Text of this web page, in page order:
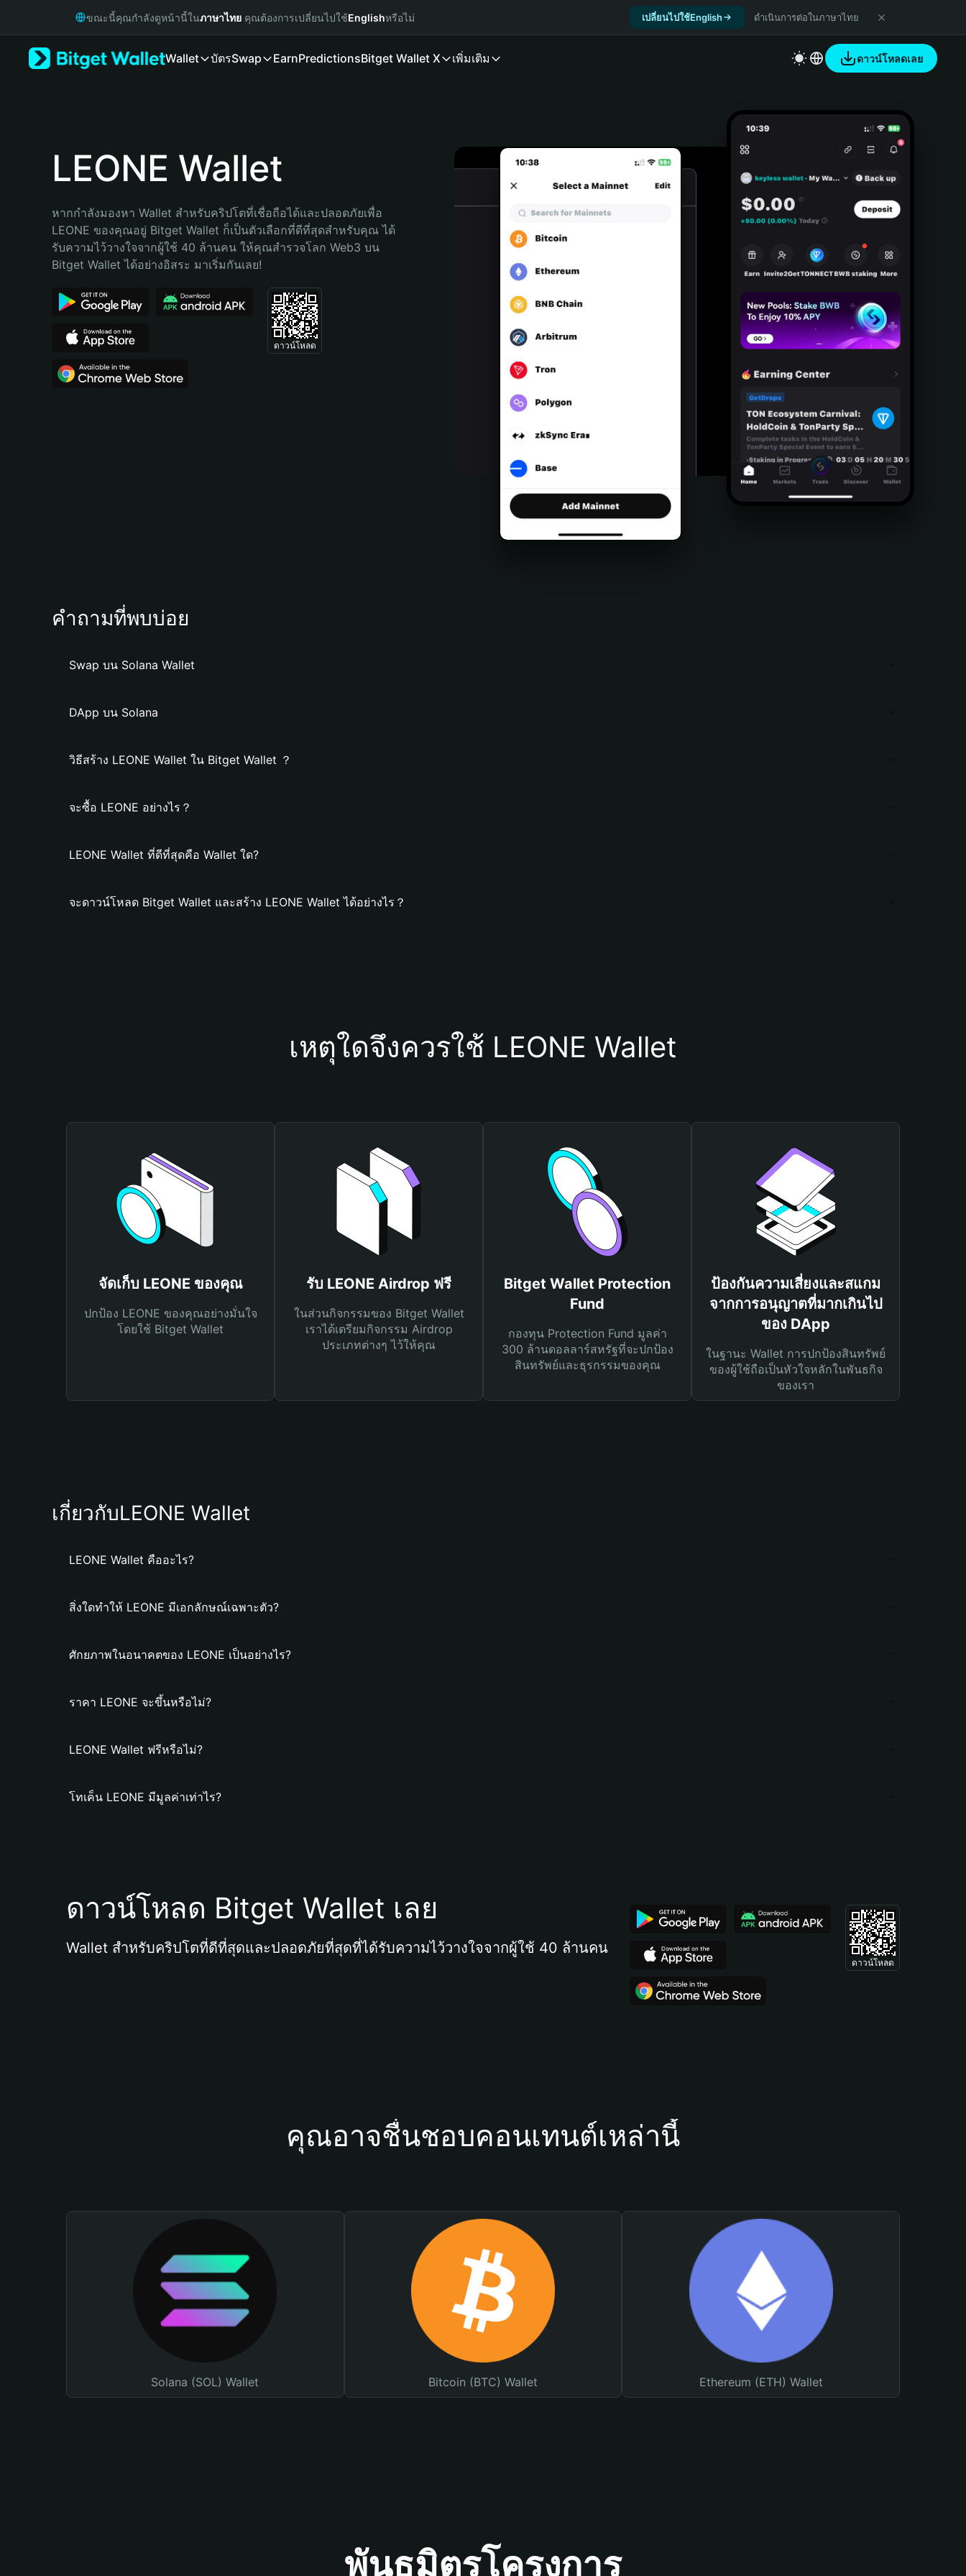
Русский
Bahasa Indonesia
Português (Brasil)
ขณะนี้คุณกำลังดูหน้านี้ในภาษาไทย คุณต้องการเปลี่ยนไปใช้Englishหรือไม่ เปลี่ยนไปใช้English ดำเนินการต่อในภาษาไทย
Wallet บัตรSwap EarnPredictionsBitget Wallet X เพิ่มเติม ดาวน์โหลดเลย
LEONE Wallet
หากกำลังมองหา Wallet สำหรับคริปโตที่เชื่อถือได้และปลอดภัยเพื่อ
LEONE ของคุณอยู่ Bitget Wallet ก็เป็นตัวเลือกที่ดีที่สุดสำหรับคุณ ได้
รับความไว้วางใจจากผู้ใช้ 40 ล้านคน ให้คุณสำรวจโลก Web3 บน
Bitget Wallet ได้อย่างอิสระ มาเริ่มกันเลย!
ดาวน์โหลด
คำถามที่พบบ่อย
Swap บน Solana Wallet
DApp บน Solana
วิธีสร้าง LEONE Wallet ใน Bitget Wallet ？
จะซื้อ LEONE อย่างไร？
LEONE Wallet ที่ดีที่สุดคือ Wallet ใด?
จะดาวน์โหลด Bitget Wallet และสร้าง LEONE Wallet ได้อย่างไร？
เหตุใดจึงควรใช้ LEONE Wallet
จัดเก็บ LEONE ของคุณ
ปกป้อง LEONE ของคุณอย่างมั่นใจ
โดยใช้ Bitget Wallet
รับ LEONE Airdrop ฟรี
ในส่วนกิจกรรมของ Bitget Wallet
เราได้เตรียมกิจกรรม Airdrop
ประเภทต่างๆ ไว้ให้คุณ
Bitget Wallet Protection
Fund
กองทุน Protection Fund มูลค่า
300 ล้านดอลลาร์สหรัฐที่จะปกป้อง
สินทรัพย์และธุรกรรมของคุณ
ป้องกันความเสี่ยงและสแกม
จากการอนุญาตที่มากเกินไป
ของ DApp
ในฐานะ Wallet การปกป้องสินทรัพย์
ของผู้ใช้ถือเป็นหัวใจหลักในพันธกิจ
ของเรา
เกี่ยวกับLEONE Wallet
LEONE Wallet คืออะไร?
สิ่งใดทำให้ LEONE มีเอกลักษณ์เฉพาะตัว?
ศักยภาพในอนาคตของ LEONE เป็นอย่างไร?
ราคา LEONE จะขึ้นหรือไม่?
LEONE Wallet ฟรีหรือไม่?
โทเค็น LEONE มีมูลค่าเท่าไร?
ดาวน์โหลด Bitget Wallet เลย
Wallet สำหรับคริปโตที่ดีที่สุดและปลอดภัยที่สุดที่ได้รับความไว้วางใจจากผู้ใช้ 40 ล้านคน
ดาวน์โหลด
คุณอาจชื่นชอบคอนเทนต์เหล่านี้
Solana (SOL) Wallet Bitcoin (BTC) Wallet Ethereum (ETH) Wallet
พันธมิตรโครงการ